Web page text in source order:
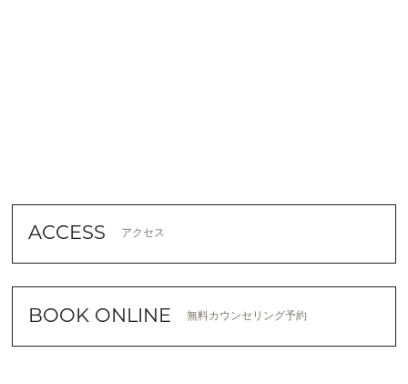
ACCESS アクセス
BOOK ONLINE 無料カウンセリング予約